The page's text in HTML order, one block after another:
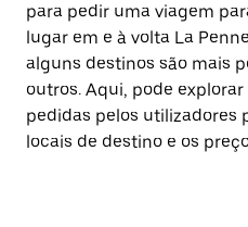
para pedir uma viagem
lugar em e à volta La
alguns destinos são mais
outros. Aqui, pode
pedidas pelos utilizadores
locais de destino e os